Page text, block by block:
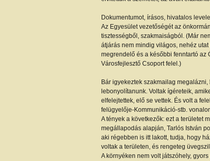
Dokumentumot, írásos, hivatalos
Az Egyesület vezetőségét az
tisztességből, szakmaiságból. (Már
átjárás nem mindig világos, nehéz
megrendelő és a későbbi fenntartó az
Városfejlesztő Csoport felel.)
Bár igyekeztek szakmailag
lebonyolítanunk. Voltak ígéreteik,
elfelejtettek, elő se vettek. És volt a
felügyelője-Kommunikáció-stb.
A tények a következők: ezt a területet
megállapodás alapján, Tarlós István
aki régebben is itt lakott, tudja, hogy
voltak a területen, és rengeteg
A környéken nem volt játszóhely,